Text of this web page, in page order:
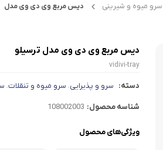
گوشت
خردکن
تابه دو دسته
ته چین پز
تابه های تک دسته دربدار
سرو میوه و شیرینی
دیس مربع وی دی وی مدل
دیس مربع وی دی وی مدل ترسیلو
vidivi-tray
دسته: سرو و پذیرایی، سرو میوه و تنقلات،
شناسه محصول: 108002003
ویژگی‌های محصول